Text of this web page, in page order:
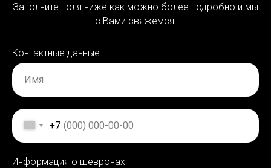
Заполните поля ниже как можно более подробно и мы
с Вами свяжемся!
Контактные данные
Имя
+7
Информация о шевронах